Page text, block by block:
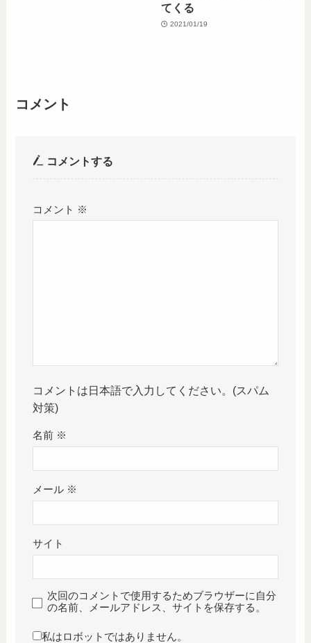
てくる
2021/01/19
コメント
コメントする
コメント ※
コメントは日本語で入力してください。(スパム
対策)
名前 ※
メール ※
サイト
次回のコメントで使用するためブラウザーに自分
の名前、メールアドレス、サイトを保存する。
私はロボットではありません。